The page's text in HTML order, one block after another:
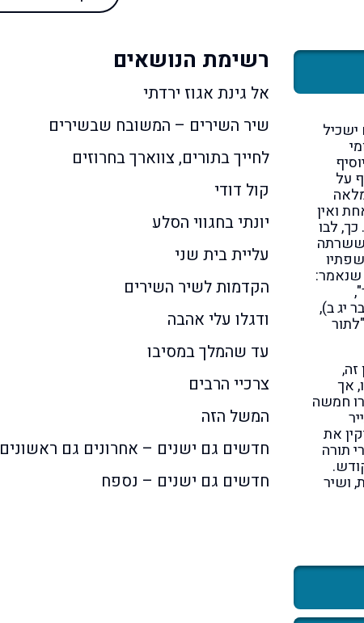
על
ואין
לבו
ששרתה
שנאמר:
יג ב),
זה,
אך
חמשה
את
תורה
ושיר
רשימת הנושאים
אל גינת אגוז ירדתי
שיר השירים – המשובח שבשירים
לחייך בתורים, צווארך בחרוזים
קול דודי
יונתי בחגווי הסלע
עליית בית שני
הקדמות לשיר השירים
ודגלו עלי אהבה
עד שהמלך במסיבו
צרכיי הרבים
המשל הזה
חדשים גם ישנים – אחרונים גם ראשונים
חדשים גם ישנים – נספח